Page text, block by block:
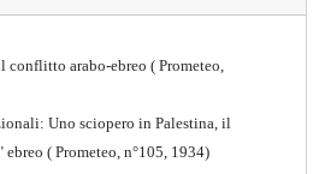
conflitto arabo-ebreo ( Prometeo,
Uno sciopero in Palestina, il
( Prometeo, n°105, 1934)